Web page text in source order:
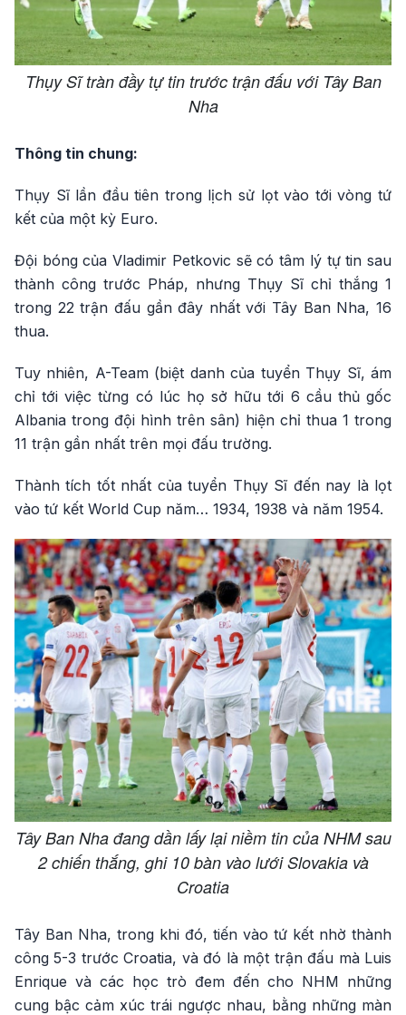
Thụy Sĩ tràn đầy tự tin trước trận đấu với Tây Ban
Nha
Thông tin chung:
Thụy Sĩ lần đầu tiên trong lịch sử lọt vào tới vòng tứ
kết của một kỳ Euro.
Đội bóng của Vladimir Petkovic sẽ có tâm lý tự tin sau
thành công trước Pháp, nhưng Thụy Sĩ chỉ thắng 1
trong 22 trận đấu gần đây nhất với Tây Ban Nha, 16
thua.
Tuy nhiên, A-Team (biệt danh của tuyển Thụy Sĩ, ám
chỉ tới việc từng có lúc họ sở hữu tới 6 cầu thủ gốc
Albania trong đội hình trên sân) hiện chỉ thua 1 trong
11 trận gần nhất trên mọi đấu trường.
Thành tích tốt nhất của tuyển Thụy Sĩ đến nay là lọt
vào tứ kết World Cup năm… 1934, 1938 và năm 1954.
Tây Ban Nha đang dần lấy lại niềm tin của NHM sau
2 chiến thắng, ghi 10 bàn vào lưới Slovakia và
Croatia
Tây Ban Nha, trong khi đó, tiến vào tứ kết nhờ thành
công 5-3 trước Croatia, và đó là một trận đấu mà Luis
Enrique và các học trò đem đến cho NHM những
cung bậc cảm xúc trái ngược nhau, bằng những màn